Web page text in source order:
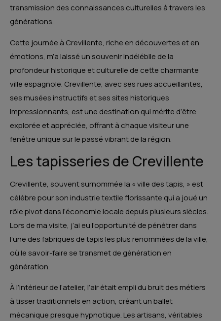
transmission des connaissances culturelles à travers les
générations.
Cette journée à Crevillente, riche en découvertes et en
émotions, m’a laissé un souvenir indélébile de la
profondeur historique et culturelle de cette charmante
ville espagnole. Crevillente, avec ses rues accueillantes,
ses musées instructifs et ses sites historiques
impressionnants, est une destination qui mérite d’être
explorée et appréciée, offrant à chaque visiteur une
fenêtre unique sur le passé vibrant de la région.
Les tapisseries de Crevillente
Crevillente, souvent surnommée la « ville des tapis, » est
célèbre pour son industrie textile florissante qui a joué un
rôle pivot dans l’économie locale depuis plusieurs siècles.
Lors de ma visite, j’ai eu l’opportunité de pénétrer dans
l’une des fabriques de tapis les plus renommées de la ville,
où le savoir-faire se transmet de génération en
génération.
À l’intérieur de l’atelier, l’air était empli du bruit des métiers
à tisser traditionnels en action, créant un ballet
mécanique presque hypnotique. Les artisans, véritables